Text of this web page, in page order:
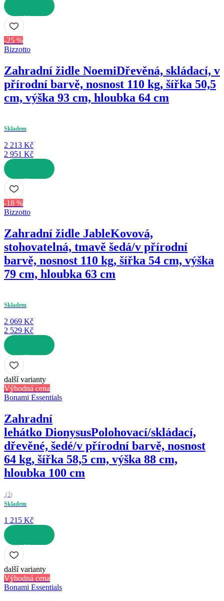
DO KOŠÍKU
-25 %
Bizzotto
Zahradní židle NoemiDřevěná, skládací, v
přírodní barvě, nosnost 110 kg, šířka 50,5
cm, výška 93 cm, hloubka 64 cm
Skladem
2 213 Kč
2 951 Kč
DO KOŠÍKU
-18 %
Bizzotto
Zahradní židle JableKovová,
stohovatelná, tmavě šedá/v přírodní
barvě, nosnost 110 kg, šířka 54 cm, výška
79 cm, hloubka 63 cm
Skladem
2 069 Kč
2 529 Kč
DO KOŠÍKU
další varianty
Výhodná cena
Bonami Essentials
Zahradní
lehátko DionysusPolohovací/skládací,
dřevěné, šedé/v přírodní barvě, nosnost
64 kg, šířka 58,5 cm, výška 88 cm,
hloubka 100 cm
(3)
Skladem
1 215 Kč
DO KOŠÍKU
další varianty
Výhodná cena
Bonami Essentials